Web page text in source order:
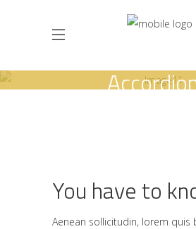
You have to
Aenean sollicitudin, lorem quis